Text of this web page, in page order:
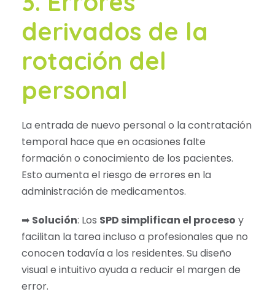
derivados de la
rotación del
personal
La entrada de nuevo personal o la contratación
temporal hace que en ocasiones falte
formación o conocimiento de los pacientes.
Esto aumenta el riesgo de errores en la
administración de medicamentos.
➡ Solución: Los SPD simplifican el proceso y
facilitan la tarea incluso a profesionales que no
conocen todavía a los residentes. Su diseño
visual e intuitivo ayuda a reducir el margen de
error.